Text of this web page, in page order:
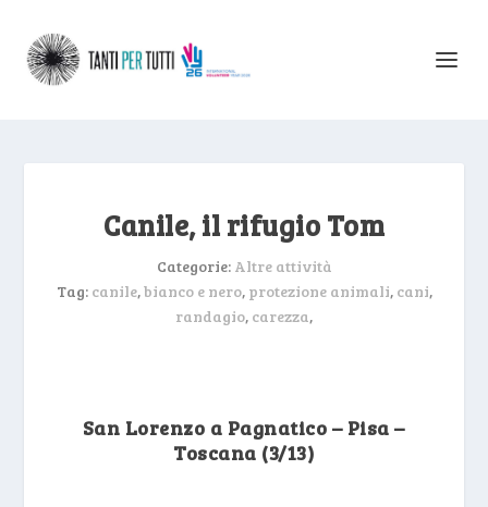
Canile, il rifugio Tom
Categorie: Altre attività
Tag: canile,bianco e nero, protezione animali, cani,
randagio, carezza,
San Lorenzo a Pagnatico – Pisa –
Toscana (3/13)